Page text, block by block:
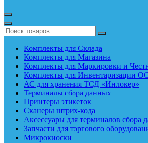
Комплекты для Склада
Комплекты для Магазина
Комплекты для Маркировки и
Комплекты для Инвентаризации ОС
АС для хранения ТСД «Инлокер»
Терминалы сбора данных
Принтеры этикеток
Сканеры штрих-кода
Аксессуары для терминалов сбора
Запчасти для торгового
Микрокиоски